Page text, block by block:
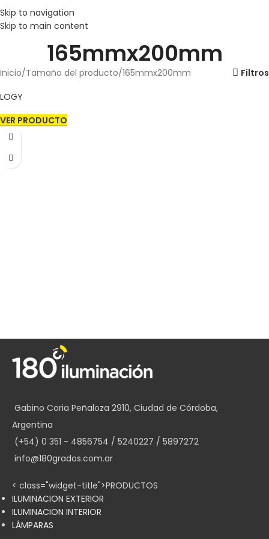
Skip to navigation
Skip to main content
165mmx200mm
Inicio Tamaño del producto 165mmx200mm
Filtros
LOGY
VER PRODUCTO
Gabino Coria Peñaloza 2910, Ciudad de Córdoba,
Argentina
(+54) 0 351 - 4856754 / 5240227 / 5897272
info@180grados.com.ar
< class="widget-title">PRODUCTOS
ILUMINACION EXTERIOR
ILUMINACION INTERIOR
LÁMPARAS